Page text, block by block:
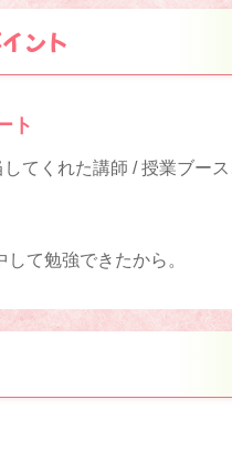
ント
ト
てくれた講師 / 授業ブー
て勉強できたから。